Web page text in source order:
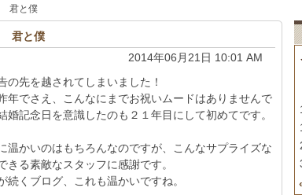
君と僕
君と僕
2014年06月21日 10:01 AM
の先を越されてしまいました！
年でさえ、こんなにまでお祝いムードはありませんで
婚記念日を意識したのも２１年目にして初めてです。
温かいのはもちろんなのですが、こんなサプライズな
きる素敵なスタッフに感謝です。
続くブログ、これも温かいですね。